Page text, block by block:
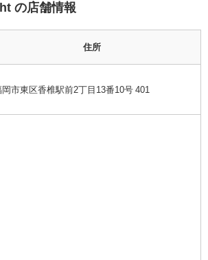
の店舗情報
住所
岡市東区香椎駅前2丁目13番10号 401